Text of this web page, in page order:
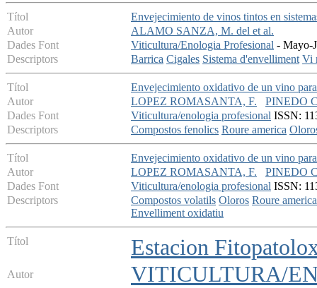
Títol
Envejecimiento de vinos tintos en
Autor
ALAMO SANZA, M. del et al.
Dades Font
Viticultura/Enologia Profesional - Mayo-
Descriptors
Barrica Cigales Sistema d'envelliment Vi
Títol
Envejecimiento oxidativo de un vino
Autor
LOPEZ ROMASANTA, F.
PINEDO
Dades Font
Viticultura/enologia profesional ISSN:
Descriptors
Compostos fenolics Roure america
Títol
Envejecimiento oxidativo de un vino
Autor
LOPEZ ROMASANTA, F.
PINEDO
Dades Font
Viticultura/enologia profesional ISSN:
Descriptors
Compostos volatils Oloros Roure america
Envelliment oxidatiu
Títol Estacion
Autor VITICULTURA/